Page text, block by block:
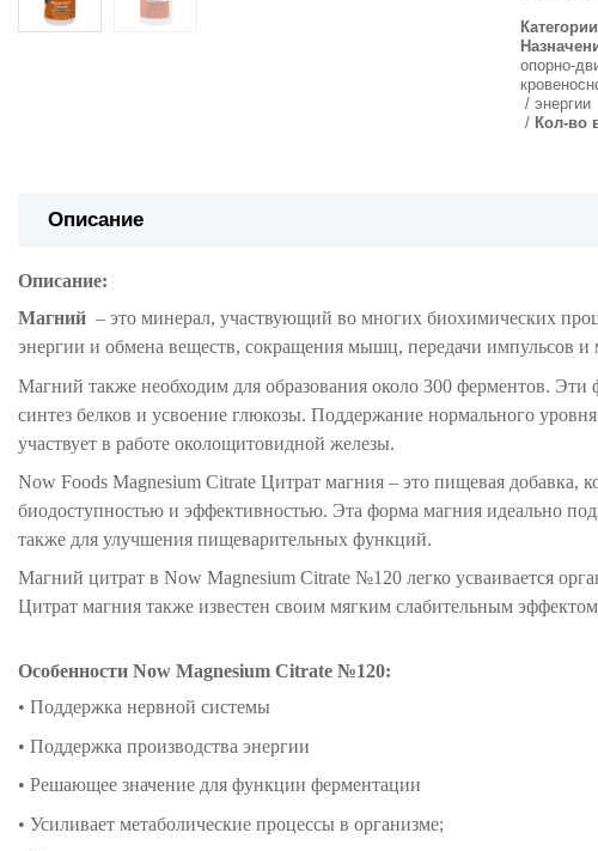
Категории
опорно-
энергии
Кол-во
Описание
Описание:
Магний – это минерал, участвующий во многих биохимических
энергии и обмена веществ, сокращения мышц, передачи импульсов и
Магний также необходим для образования около 300 ферментов.
синтез белков и усвоение глюкозы. Поддержание нормального
участвует в работе околощитовидной железы.
Now Foods Magnesium Citrate Цитрат магния – это пищевая добавка,
биодоступностью и эффективностью. Эта форма магния идеально
также для улучшения пищеварительных функций.
Магний цитрат в Now Magnesium Citrate №120 легко усваивается
Цитрат магния также известен своим мягким слабительным
Особенности Now Magnesium Citrate №120:
• Поддержка нервной системы
• Поддержка производства энергии
• Решающее значение для функции ферментации
• Усиливает метаболические процессы в организме;